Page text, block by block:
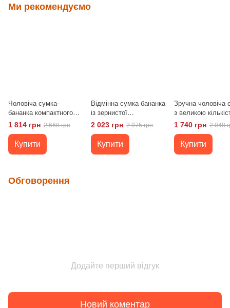
Ми рекомендуємо
Чоловіча сумка-
бананка компактного
розміру з натуральної
шкіри Shvigel 23126
Коричневий
1 814 грн 2 668 грн
Купити
Відмінна сумка бананка
із зернистої
натуральної шкіри
Shvigel 23145 Чорний
2 023 грн 2 975 грн
Купити
Зручна чоловіча
з великою
кишень із
шкіри Vintage
Коричневий
1 740 грн 2 048
Купити
Обговорення
Додайте перший відгук
Новий коментар